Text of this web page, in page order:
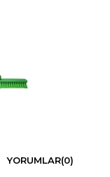
YORUMLAR(0)